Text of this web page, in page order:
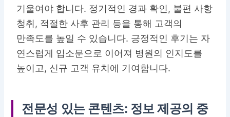
기울여야 합니다. 정기적인 경과 확인, 불편 사항
청취, 적절한 사후 관리 등을 통해 고객의
만족도를 높일 수 있습니다. 긍정적인 후기는 자
연스럽게 입소문으로 이어져 병원의 인지도를
높이고, 신규 고객 유치에 기여합니다.
전문성 있는 콘텐츠: 정보 제공의 중